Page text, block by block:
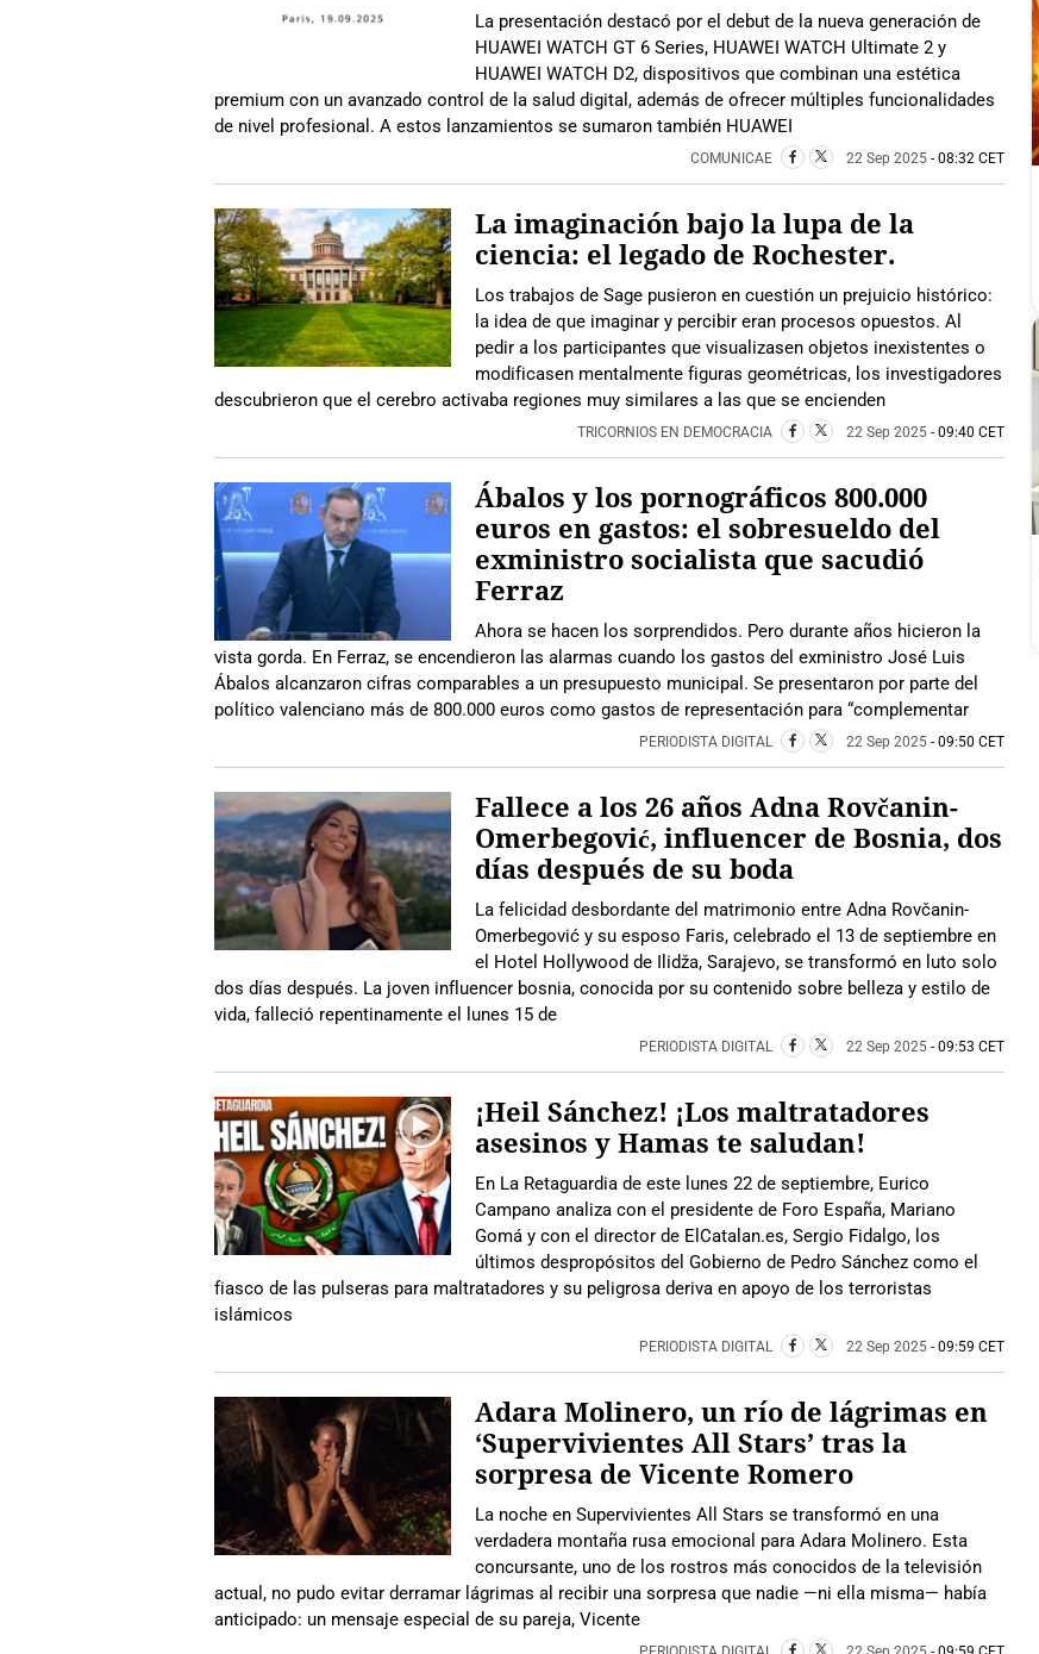
La presentación destacó por el debut de la nueva generación de
HUAWEI WATCH GT 6 Series, HUAWEI WATCH Ultimate 2 y
HUAWEI WATCH D2, dispositivos que combinan una estética
premium con un avanzado control de la salud digital, además de ofrecer múltiples funcionalidades
de nivel profesional. A estos lanzamientos se sumaron también HUAWEI
COMUNICAE 22 Sep 2025 - 08:32 CET
La imaginación bajo la lupa de la
ciencia: el legado de Rochester.
Los trabajos de Sage pusieron en cuestión un prejuicio histórico:
la idea de que imaginar y percibir eran procesos opuestos. Al
pedir a los participantes que visualizasen objetos inexistentes o
modificasen mentalmente figuras geométricas, los investigadores
descubrieron que el cerebro activaba regiones muy similares a las que se encienden
TRICORNIOS EN DEMOCRACIA 22 Sep 2025 - 09:40 CET
Ábalos y los pornográficos 800.000
euros en gastos: el sobresueldo del
exministro socialista que sacudió
Ferraz
Ahora se hacen los sorprendidos. Pero durante años hicieron la
vista gorda. En Ferraz, se encendieron las alarmas cuando los gastos del exministro José Luis
Ábalos alcanzaron cifras comparables a un presupuesto municipal. Se presentaron por parte del
político valenciano más de 800.000 euros como gastos de representación para “complementar
PERIODISTA DIGITAL 22 Sep 2025 - 09:50 CET
Fallece a los 26 años Adna Rovčanin-
Omerbegović, influencer de Bosnia, dos
días después de su boda
La felicidad desbordante del matrimonio entre Adna Rovčanin-
Omerbegović y su esposo Faris, celebrado el 13 de septiembre en
el Hotel Hollywood de Ilidža, Sarajevo, se transformó en luto solo
dos días después. La joven influencer bosnia, conocida por su contenido sobre belleza y estilo de
vida, falleció repentinamente el lunes 15 de
PERIODISTA DIGITAL 22 Sep 2025 - 09:53 CET
¡Heil Sánchez! ¡Los maltratadores
asesinos y Hamas te saludan!
En La Retaguardia de este lunes 22 de septiembre, Eurico
Campano analiza con el presidente de Foro España, Mariano
Gomá y con el director de ElCatalan.es, Sergio Fidalgo, los
últimos despropósitos del Gobierno de Pedro Sánchez como el
fiasco de las pulseras para maltratadores y su peligrosa deriva en apoyo de los terroristas
islámicos
PERIODISTA DIGITAL 22 Sep 2025 - 09:59 CET
Adara Molinero, un río de lágrimas en
‘Supervivientes All Stars’ tras la
sorpresa de Vicente Romero
La noche en Supervivientes All Stars se transformó en una
verdadera montaña rusa emocional para Adara Molinero. Esta
concursante, uno de los rostros más conocidos de la televisión
actual, no pudo evitar derramar lágrimas al recibir una sorpresa que nadie —ni ella misma— había
anticipado: un mensaje especial de su pareja, Vicente